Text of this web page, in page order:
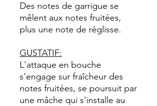
Des notes de garrigue se
mêlent aux notes fruitées,
plus une note de réglisse.
GUSTATIF:
L'attaque en bouche
s'engage sur fraîcheur des
notes fruitées, se poursuit par
une mâche qui s'installe au